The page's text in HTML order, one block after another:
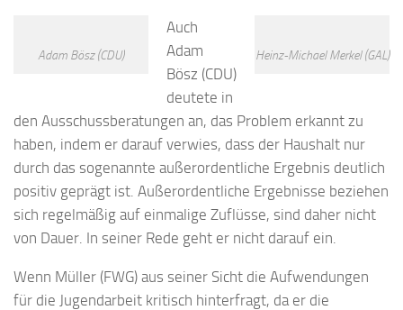
Heinz-Michael Merkel (GAL)
Adam Bösz (CDU)
Auch
Adam
Bösz (CDU)
deutete in
den Ausschussberatungen an, das Problem erkannt zu
haben, indem er darauf verwies, dass der Haushalt nur
durch das sogenannte außerordentliche Ergebnis deutlich
positiv geprägt ist. Außerordentliche Ergebnisse beziehen
sich regelmäßig auf einmalige Zuflüsse, sind daher nicht
von Dauer. In seiner Rede geht er nicht darauf ein.
Wenn Müller (FWG) aus seiner Sicht die Aufwendungen
für die Jugendarbeit kritisch hinterfragt, da er die